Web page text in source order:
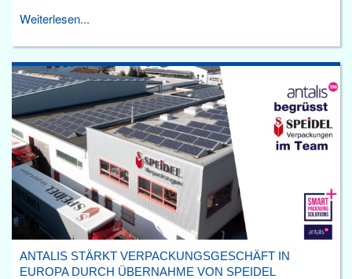
Weiterlesen...
ANTALIS STÄRKT VERPACKUNGSGESCHÄFT IN
EUROPA DURCH ÜBERNAHME VON SPEIDEL